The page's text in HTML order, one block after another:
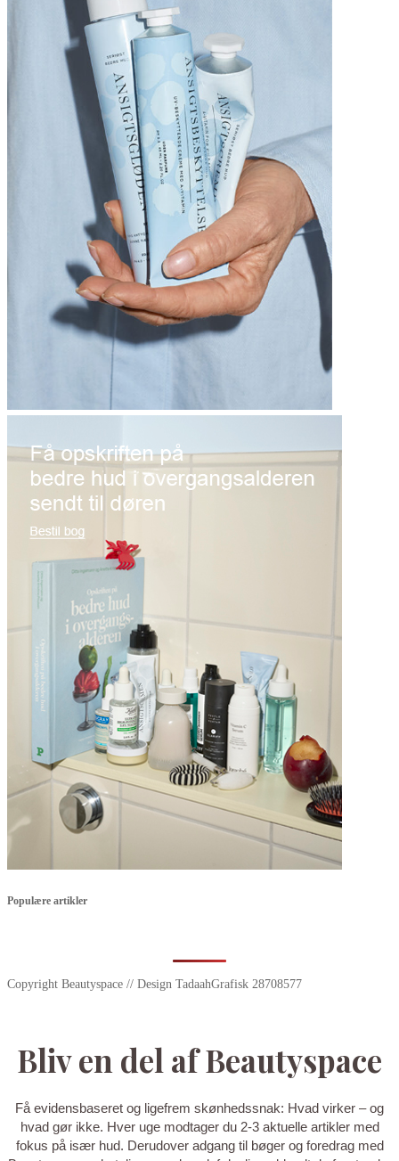
Populære artikler
Copyright Beautyspace // Design TadaahGrafisk 28708577
Bliv en del af Beautyspace
Få evidensbaseret og ligefrem skønhedssnak: Hvad virker – og
hvad gør ikke. Hver uge modtager du 2-3 aktuelle artikler med
fokus på især hud. Derudover adgang til bøger og foredrag med